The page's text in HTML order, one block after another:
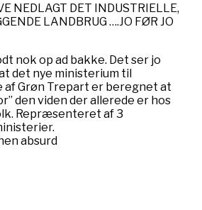
NEDLAGT DET INDUSTRIELLE,
LANDBRUG ….JO FØR JO
nok op ad bakke. Det ser jo
det nye ministerium til
af Grøn Trepart er beregnet at
den viden der allerede er hos
Repræsenteret af 3
absurd